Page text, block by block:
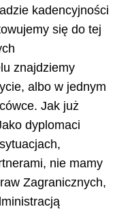
kadencyjności
się do tej
znajdziemy
albo w jednym
Jak już
dyplomaci
nie mamy
Zagranicznych,